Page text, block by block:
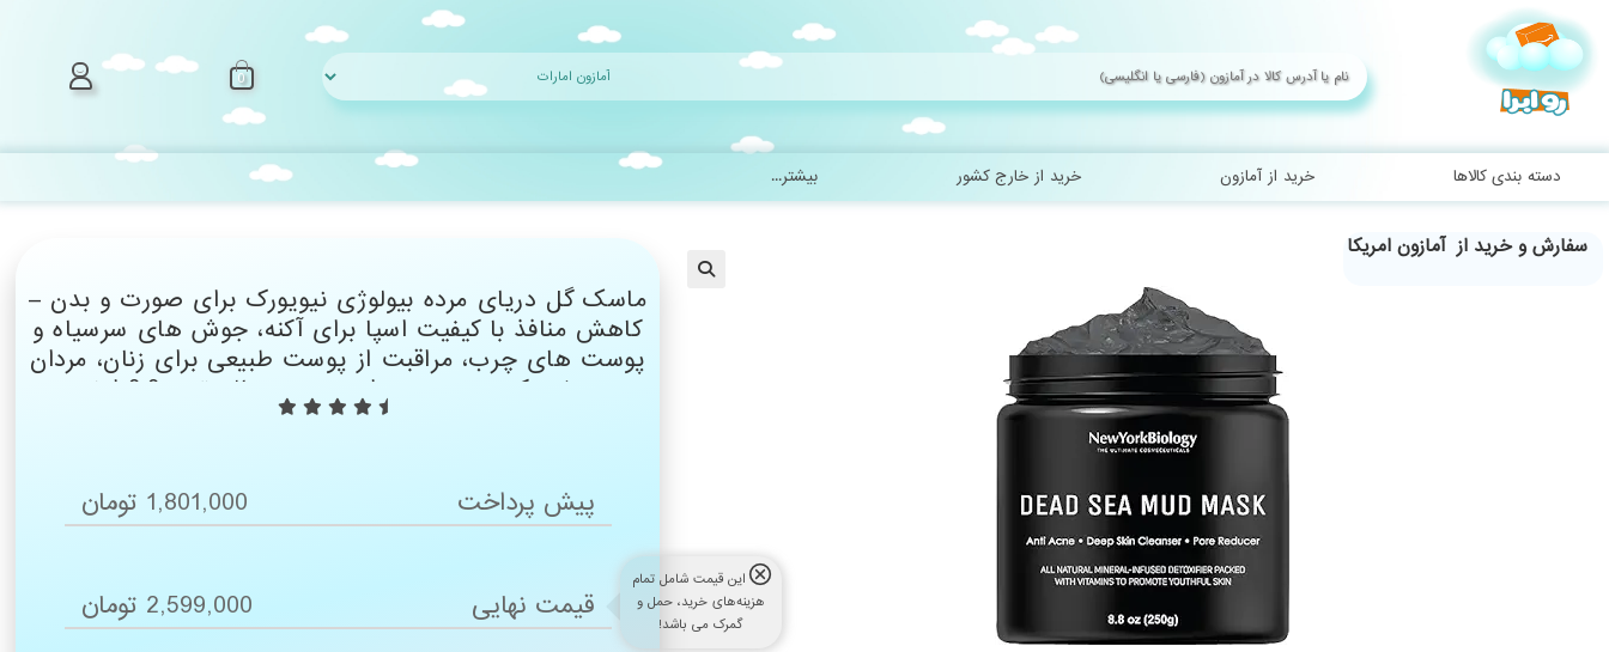
content
0
دسته بندی کالاها خرید از آمازون خرید از خارج کشور بیشتر...
سفارش و خرید از آمازون امریکا
ماسک گل دریای مرده بیولوژی نیویورک برای صورت و بدن –
کاهش منافذ با کیفیت اسپا برای آکنه، جوش های سرسیاه و
پوست های چرب، مراقبت از پوست طبیعی برای زنان، مردان
– سفت کننده پوست برای پوست سالم تر – 8.8 اونس
پیش پرداخت 1,801,000 تومان
قیمت نهایی
این قیمت شامل تمام
هزینه‌های خرید، حمل و
گمرک می باشد!
2,599,000 تومان